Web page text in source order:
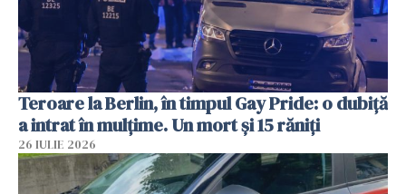
Teroare la Berlin, în timpul Gay Pride: o dubiță
a intrat în mulțime. Un mort și 15 răniți
26 IULIE 2026